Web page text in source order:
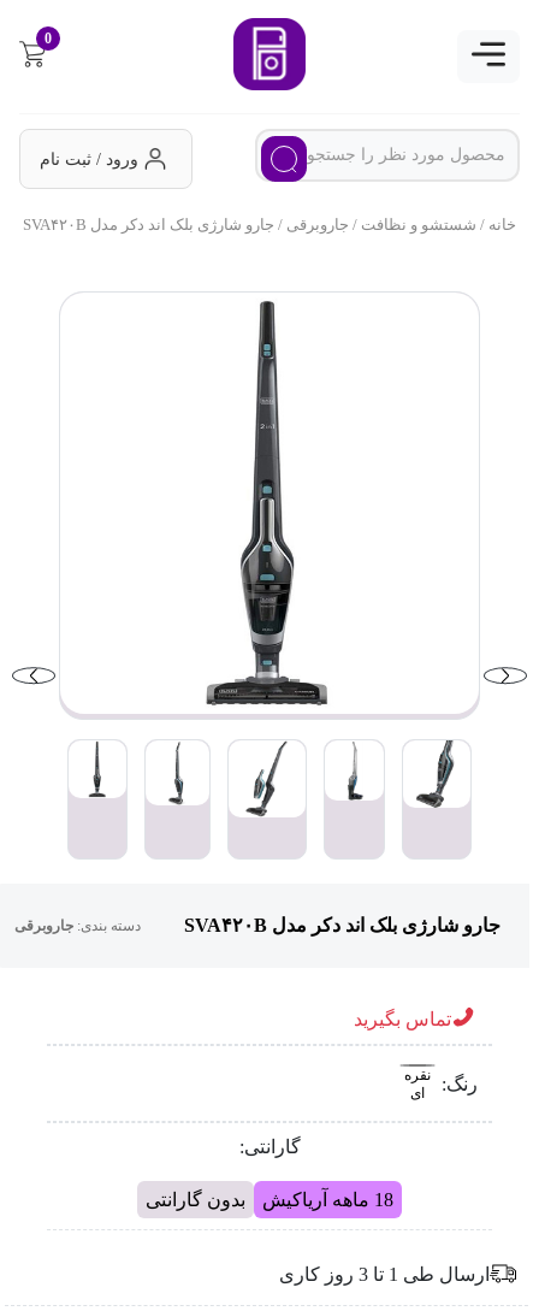
0
ورود / ثبت نام
خانه/ شستشو و نظافت/ جاروبرقی/ جارو شارژی بلک اند دکر مدل SVA۴۲۰B
جارو شارژی بلک اند دکر مدل SVA۴۲۰B دسته بندی:جاروبرقی
تماس بگیرید
رنگ:
نقره
ای
گارانتی:
18 ماهه آریاکیش بدون گارانتی
ارسال طی 1 تا 3 روز کاری